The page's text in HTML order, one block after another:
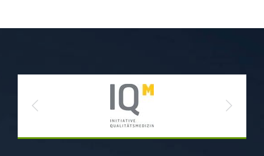
Previous Next